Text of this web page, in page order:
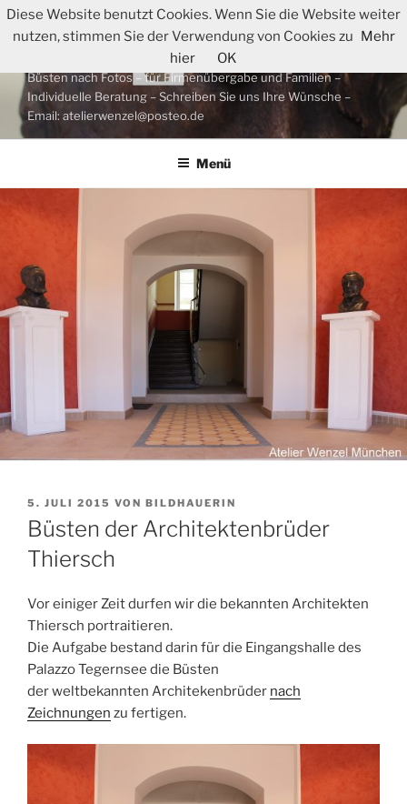
Zum
InhaltWIR FERTIGEN IHRE
PORTRAITBÜSTE AN
Büsten nach Fotos – für Firmenübergabe und Familien –
Individuelle Beratung – Schreiben Sie uns Ihre Wünsche –
Email: atelierwenzel@posteo.de
Menü
VERÖFFENTLICHT
AM
5. JULI 2015 VON BILDHAUERIN
Büsten der Architektenbrüder
Thiersch
Vor einiger Zeit durfen wir die bekannten Architekten
Thiersch portraitieren.
Die Aufgabe bestand darin für die Eingangshalle des
Palazzo Tegernsee die Büsten
der weltbekannten Architekenbrüder nach
Zeichnungen zu fertigen.
Diese Website benutzt Cookies. Wenn Sie die Website weiter
nutzen, stimmen Sie der Verwendung von Cookies zu Mehr
hier
OK